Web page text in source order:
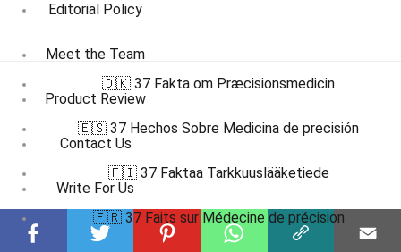
Editorial Policy
Meet the Team
Product Review
Contact Us
Write For Us
Affiliate Disclosure
🇩🇰 37 Fakta om Præcisionsmedicin
🇪🇸 37 Hechos Sobre Medicina de precisión
🇫🇮 37 Faktaa Tarkkuuslääketiede
🇫🇷 37 Faits sur Médecine de précision